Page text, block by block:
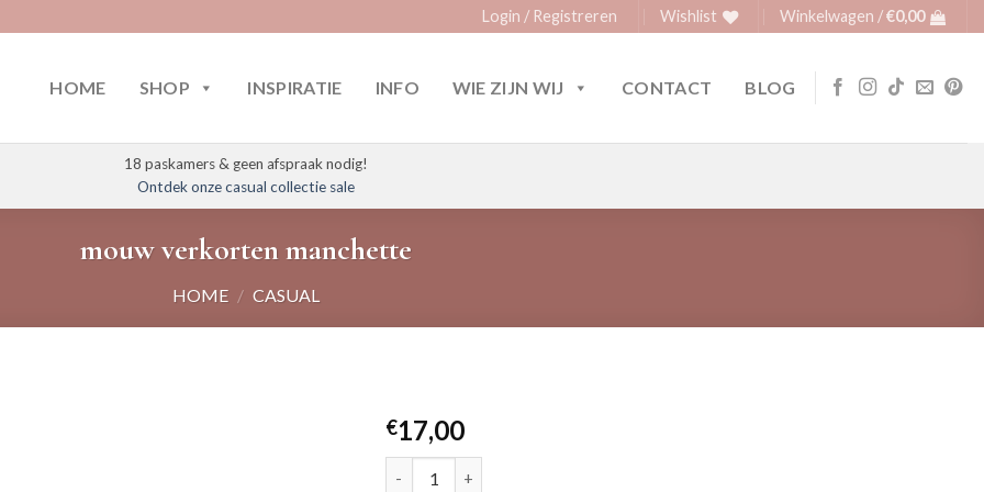
Login / Registreren Wishlist Winkelwagen /€0,00
HOME SHOP INSPIRATIE INFO WIE ZIJN WIJ CONTACT BLOG
18 paskamers & geen afspraak nodig!
Ontdek onze casual collectie sale
mouw verkorten manchette
HOME / CASUAL
€17,00